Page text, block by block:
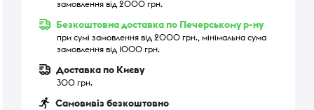
замовлення від 2000 грн.
Безкоштовна доставка по Печерському р-ну
при сумі замовлення від 2000 грн., мінімальна сума
замовлення від 1000 грн.
Доставка по Києву
300 грн.
Самовивіз безкоштовно